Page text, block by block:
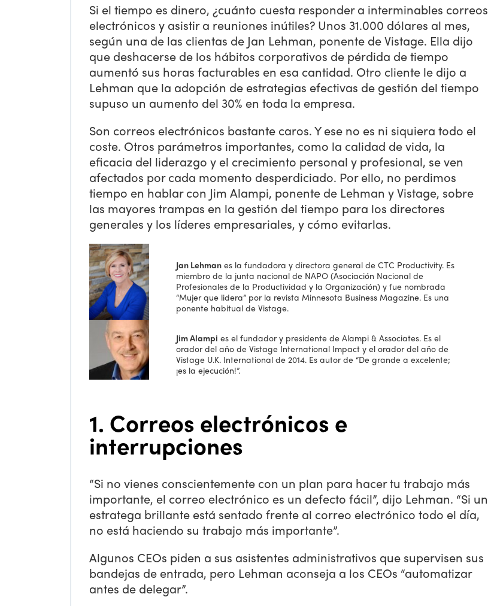
Si el tiempo es dinero, ¿cuánto cuesta responder a interminables correos
electrónicos y asistir a reuniones inútiles? Unos 31.000 dólares al mes,
según una de las clientas de Jan Lehman, ponente de Vistage. Ella dijo
que deshacerse de los hábitos corporativos de pérdida de tiempo
aumentó sus horas facturables en esa cantidad. Otro cliente le dijo a
Lehman que la adopción de estrategias efectivas de gestión del tiempo
supuso un aumento del 30% en toda la empresa.
Son correos electrónicos bastante caros. Y ese no es ni siquiera todo el
coste. Otros parámetros importantes, como la calidad de vida, la
eficacia del liderazgo y el crecimiento personal y profesional, se ven
afectados por cada momento desperdiciado. Por ello, no perdimos
tiempo en hablar con Jim Alampi, ponente de Lehman y Vistage, sobre
las mayores trampas en la gestión del tiempo para los directores
generales y los líderes empresariales, y cómo evitarlas.
Jan Lehman es la fundadora y directora general de CTC Productivity. Es
miembro de la junta nacional de NAPO (Asociación Nacional de
Profesionales de la Productividad y la Organización) y fue nombrada
“Mujer que lidera” por la revista Minnesota Business Magazine. Es una
ponente habitual de Vistage.
Jim Alampi es el fundador y presidente de Alampi & Associates. Es el
orador del año de Vistage International Impact y el orador del año de
Vistage U.K. International de 2014. Es autor de “De grande a excelente;
¡es la ejecución!”.
1. Correos electrónicos e
interrupciones
“Si no vienes conscientemente con un plan para hacer tu trabajo más
importante, el correo electrónico es un defecto fácil”, dijo Lehman. “Si un
estratega brillante está sentado frente al correo electrónico todo el día,
no está haciendo su trabajo más importante”.
Algunos CEOs piden a sus asistentes administrativos que supervisen sus
bandejas de entrada, pero Lehman aconseja a los CEOs “automatizar
antes de delegar”.